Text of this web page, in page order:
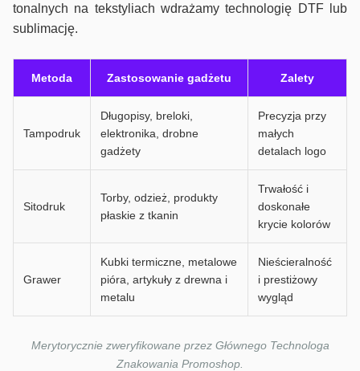
tonalnych na tekstyliach wdrażamy technologię DTF lub
sublimację.
Metoda Zastosowanie gadżetu Zalety
Tampodruk
Długopisy, breloki,
elektronika, drobne
gadżety
Precyzja przy
małych
detalach logo
Sitodruk
Torby, odzież, produkty
płaskie z tkanin
Trwałość i
doskonałe
krycie kolorów
Grawer
Kubki termiczne, metalowe
pióra, artykuły z drewna i
metalu
Nieścieralność
i prestiżowy
wygląd
Merytorycznie zweryfikowane przez Głównego Technologa
Znakowania Promoshop.